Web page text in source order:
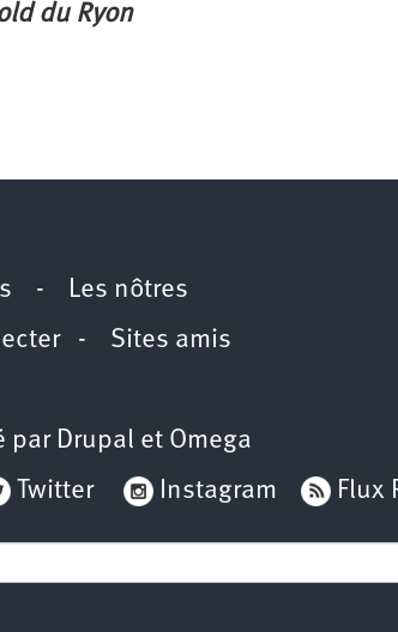
du Ryon
- Les nôtres
- Sites amis
par Drupal et Omega
Twitter Instagram Flux